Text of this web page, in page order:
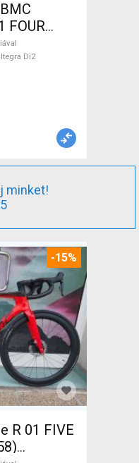
FOUR
új /
Di2
minket!
-15%
R 01 FIVE